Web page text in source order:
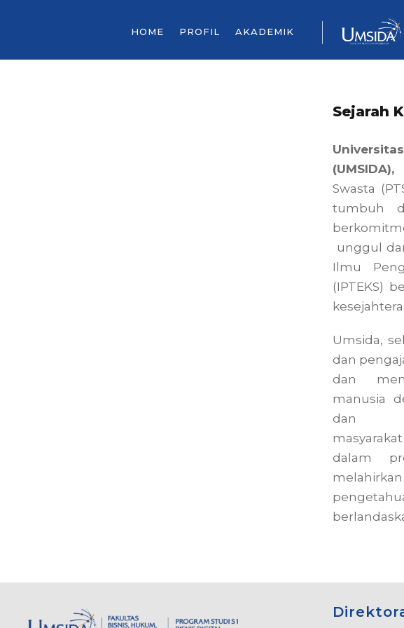
HOME PROFIL AKADEMIK
Sejarah
(UMSIDA),
Swasta
tumbuh
unggul
Ilmu
(IPTEKS)
Umsida,
dan
dan
manusia
dan
dalam